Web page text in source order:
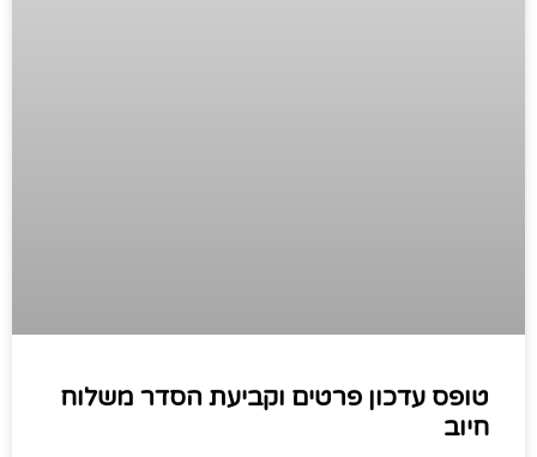
טופס עדכון פרטים וקביעת הסדר משלוח
חיוב